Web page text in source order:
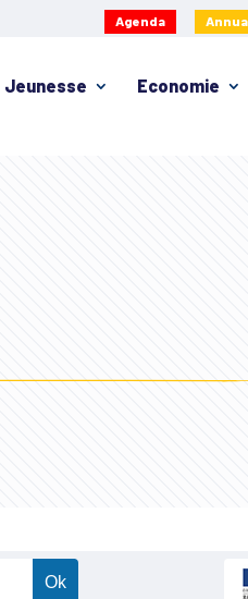
Agenda
Jeunesse Economie